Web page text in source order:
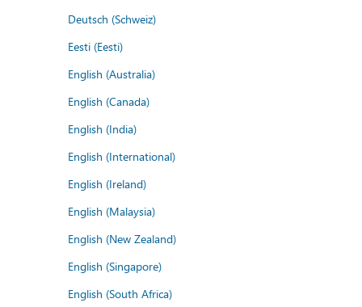
Deutsch (Schweiz)
Eesti (Eesti)
English (Australia)
English (Canada)
English (India)
English (International)
English (Ireland)
English (Malaysia)
English (New Zealand)
English (Singapore)
English (South Africa)